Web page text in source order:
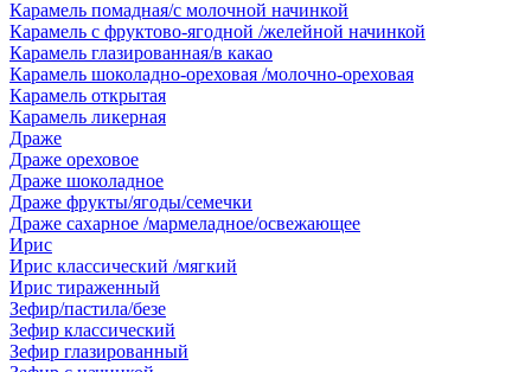
Карамель помадная/с молочной начинкой
Карамель с фруктово-ягодной /желейной начинкой
Карамель глазированная/в какао
Карамель шоколадно-ореховая /молочно-ореховая
Карамель открытая
Карамель ликерная
Драже
Драже ореховое
Драже шоколадное
Драже фрукты/ягоды/семечки
Драже сахарное /мармеладное/освежающее
Ирис
Ирис классический /мягкий
Ирис тираженный
Зефир/пастила/безе
Зефир классический
Зефир глазированный